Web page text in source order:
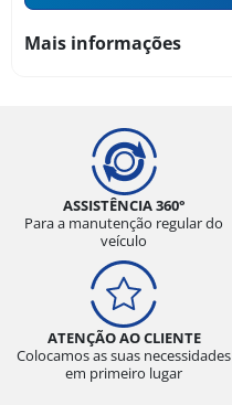
Mais informações
ASSISTÊNCIA 360°
Para a manutenção regular do
veículo
ATENÇÃO AO CLIENTE
Colocamos as suas necessidades
em primeiro lugar